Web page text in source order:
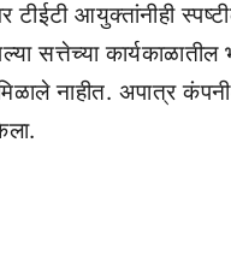
आयुक्तांनीही
कार्यकाळातील
नाहीत. अपात्र